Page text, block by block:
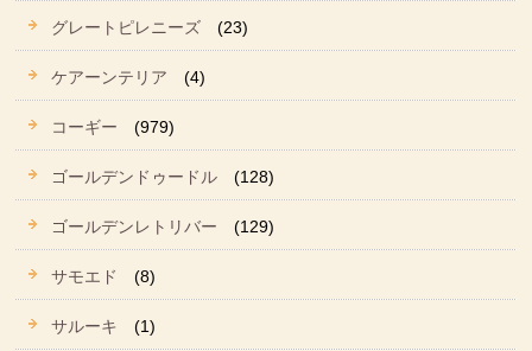
グレートピレニーズ (23)
ケアーンテリア (4)
コーギー (979)
ゴールデンドゥードル (128)
ゴールデンレトリバー (129)
サモエド (8)
サルーキ (1)